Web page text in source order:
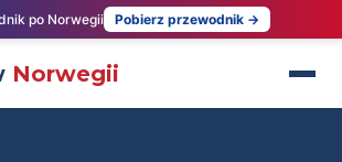
po Norwegii Pobierz przewodnik →
Norwegii